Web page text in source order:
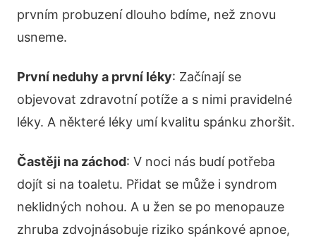
prvním probuzení dlouho bdíme, než znovu
usneme.
První neduhy a první léky: Začínají se
objevovat zdravotní potíže a s nimi pravidelné
léky. A některé léky umí kvalitu spánku zhoršit.
Častěji na záchod: V noci nás budí potřeba
dojít si na toaletu. Přidat se může i syndrom
neklidných nohou. A u žen se po menopauze
zhruba zdvojnásobuje riziko spánkové apnoe,